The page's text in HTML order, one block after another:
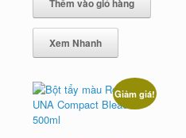
168.000 ₫.là:
149.000 ₫.
Thêm vào giỏ hàng
Xem Nhanh
Giảm giá!